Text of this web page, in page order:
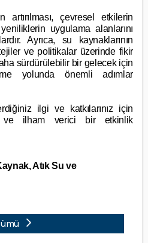
artırılması, çevresel etkilerin
uygulama alanlarını
Ayrıca, su kaynaklarının
ve politikalar üzerinde fikir
sürdürülebilir bir gelecek için
yolunda önemli adımlar
ilgi ve katkılarınız için
ve ilham verici bir etkinlik
Atık Su ve